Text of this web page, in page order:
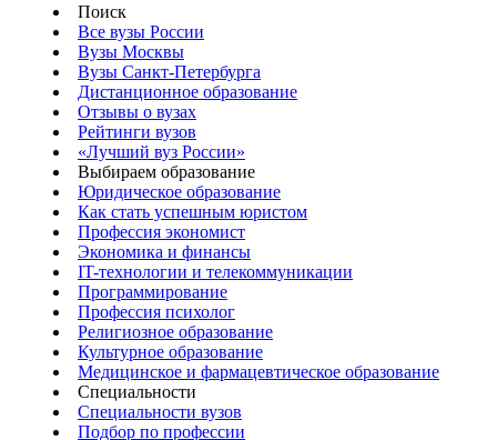
Поиск
Все вузы России
Вузы Москвы
Вузы Санкт-Петербурга
Дистанционное образование
Отзывы о вузах
Рейтинги вузов
«Лучший вуз России»
Выбираем образование
Юридическое образование
Как стать успешным юристом
Профессия экономист
Экономика и финансы
IT-технологии и телекоммуникации
Программирование
Профессия психолог
Религиозное образование
Культурное образование
Медицинское и фармацевтическое образование
Специальности
Специальности вузов
Подбор по профессии